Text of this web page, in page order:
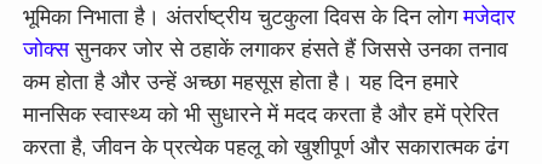
भूमिका निभाता है। अंतर्राष्ट्रीय चुटकुला दिवस के दिन लोगमजेदार
जोक्स सुनकर जोर से ठहाकें लगाकर हंसते हैं जिससे उनका तनाव
कम होता है और उन्हें अच्छा महसूस होता है। यह दिन हमारे
मानसिक स्वास्थ्य को भी सुधारने में मदद करता है और हमें प्रेरित
करता है, जीवन के प्रत्येक पहलू को खुशीपूर्ण और सकारात्मक ढंग